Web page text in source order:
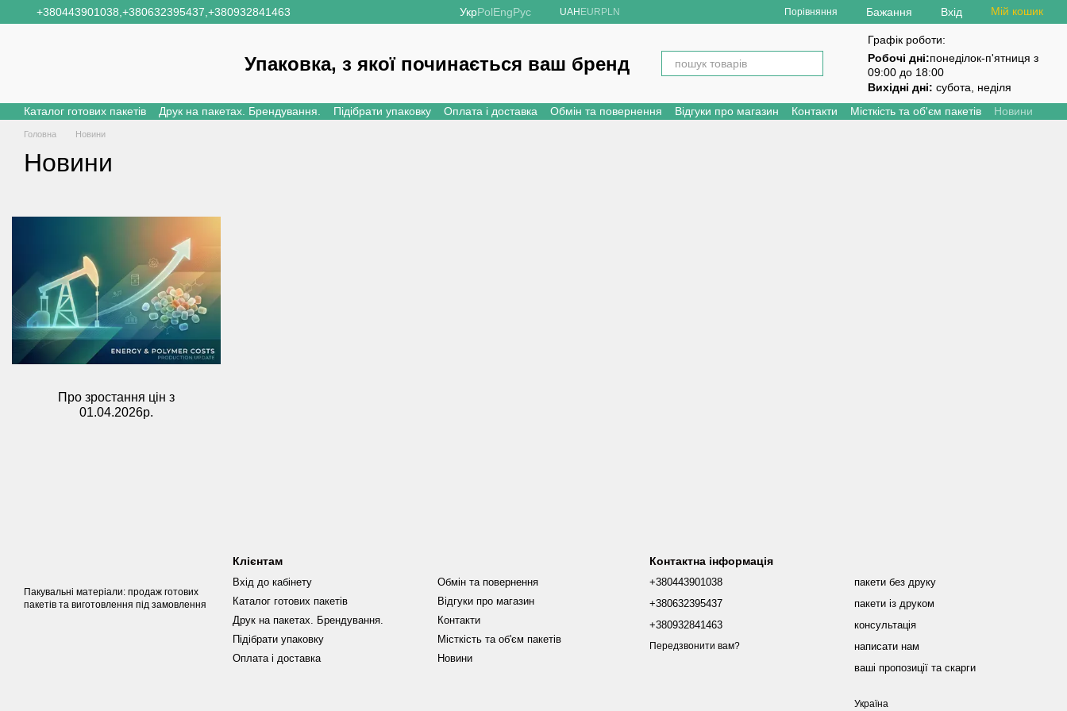
Перейти до основного контенту
+380443901038, +380632395437, +380932841463 УкрPolEngРус UAH EUR PLN Порівняння Бажання Вхід Мій кошик
Упаковка, з якої починається ваш бренд
Графік роботи:
Робочі дні:понеділок-п'ятниця з
09:00 до 18:00
Вихідні дні: субота, неділя
Каталог готових пакетів
Друк на пакетах. Брендування. Підібрати упаковку Оплата і доставка Обмін та повернення Відгуки про магазин Контакти Місткість та об'єм пакетів Новини
Головна Новини
Новини
Про зростання цін з
01.04.2026р.
Пакувальні матеріали: продаж готових
пакетів та виготовлення під замовлення
Клієнтам
Вхід до кабінету
Каталог готових пакетів
Друк на пакетах. Брендування.
Підібрати упаковку
Оплата і доставка
Обмін та повернення
Відгуки про магазин
Контакти
Місткість та об'єм пакетів
Новини
Контактна інформація
+380443901038
+380632395437
+380932841463
Передзвонити вам?
пакети без друку
пакети із друком
консультація
написати нам
ваші пропозиції та скарги
Україна